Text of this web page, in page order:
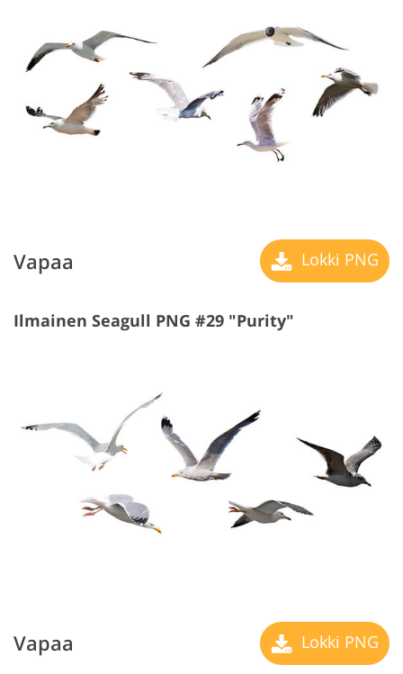
Vapaa Lokki PNG
Ilmainen Seagull PNG #29 "Purity"
Vapaa Lokki PNG